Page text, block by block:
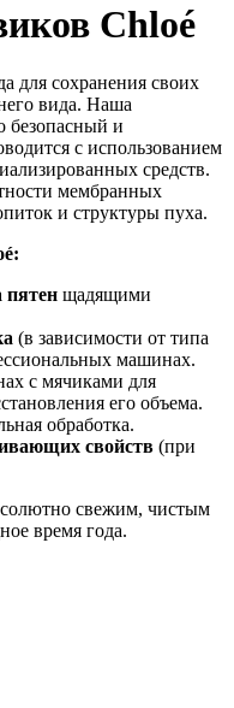
Chloé
для сохранения своих
вида. Наша
безопасный и
с использованием
средств.
мембранных
и структуры пуха.
пятен щадящими
(в зависимости от типа
машинах.
с мячиками для
его объема.
обработка.
свойств (при
свежим, чистым
время года.